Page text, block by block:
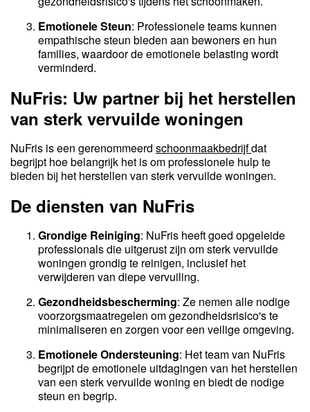
Emotionele Steun: Professionele teams kunnen
empathische steun bieden aan bewoners en hun
families, waardoor de emotionele belasting wordt
verminderd.
NuFris: Uw partner bij het herstellen
van sterk vervuilde woningen
NuFris is een gerenommeerd schoonmaakbedrijfdat
begrijpt hoe belangrijk het is om professionele hulp te
bieden bij het herstellen van sterk vervuilde woningen.
De diensten van NuFris
Grondige Reiniging: NuFris heeft goed opgeleide
professionals die uitgerust zijn om sterk vervuilde
woningen grondig te reinigen, inclusief het
verwijderen van diepe vervuiling.
Gezondheidsbescherming: Ze nemen alle nodige
voorzorgsmaatregelen om gezondheidsrisico's te
minimaliseren en zorgen voor een veilige omgeving.
Emotionele Ondersteuning: Het team van NuFris
begrijpt de emotionele uitdagingen van het herstellen
van een sterk vervuilde woning en biedt de nodige
steun en begrip.